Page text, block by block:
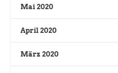
Mai 2020
April 2020
März 2020